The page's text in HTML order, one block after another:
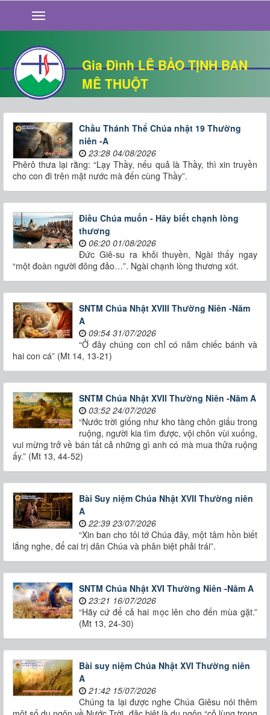
Gia Đình LÊ BẢO TỊNH BAN
MÊ THUỘT
GIỚI THIỆU
TIN TỨC
SỐNG ĐẠO
CHUYỆN NHÀ
QUÁN VĂN
THƯ GIÃNChầu Thánh Thể Chúa nhật 19 Thường
niên -A
23:28 04/08/2026
Phêrô thưa lại rằng: “Lạy Thầy, nếu quả là Thầy, thì xin truyền
cho con đi trên mặt nước mà đến cùng Thầy”.
Điều Chúa muốn - Hãy biết chạnh lòng
thương
06:20 01/08/2026
Đức Giê-su ra khỏi thuyền, Ngài thấy ngay
“một đoàn người đông đảo…”. Ngài chạnh lòng thương xót.
SNTM Chúa Nhật XVIII Thường Niên -Năm
A
09:54 31/07/2026
“Ở đây chúng con chỉ có năm chiếc bánh và
hai con cá” (Mt 14, 13-21)
SNTM Chúa Nhật XVII Thường Niên -Năm A
03:52 24/07/2026
“Nước trời giống như kho tàng chôn giấu trong
ruộng, người kia tìm được, vội chôn vùi xuống,
vui mừng trở về bán tất cả những gì anh có mà mua thửa ruộng
ấy.” (Mt 13, 44-52)
Bài Suy niệm Chúa Nhật XVII Thường niên
A
22:39 23/07/2026
“Xin ban cho tôi tớ Chúa đây, một tâm hồn biết
lắng nghe, để cai trị dân Chúa và phân biệt phải trái”.
SNTM Chúa Nhật XVI Thường Niên -Năm A
23:21 16/07/2026
“Hãy cứ để cả hai mọc lên cho đến mùa gặt.”
(Mt 13, 24-30)
Bài suy niệm Chúa Nhật XVI Thường niên
A
21:42 15/07/2026
Chúng ta lại được nghe Chúa Giêsu nói thêm